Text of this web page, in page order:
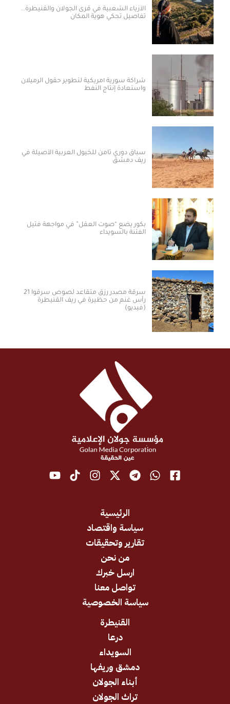
الأزياء الشعبية في قرى الجولان والقنيطرة..
تفاصيل تحكي هوية المكان
شراكة سورية أمريكية لتطوير حقول الرميلان
واستعادة إنتاج النفط
سباق دوري ثامن للخيول العربية الأصيلة في
ريف دمشق
بكور يضع “صوت العقل” في مواجهة فتيل
الفتنة بالسويداء
سرقة مصدر رزق متقاعد لصوص سرقوا 21
رأس غنم من حظيرة في ريف القنيطرة
(فيديو)
سياسة واقتصاد
تقارير وتحقيقات
ارسل خبرك
تواصل معنا
سياسة الخصوصية
دمشق وريفها
أبناء الجولان
تراث الجولان